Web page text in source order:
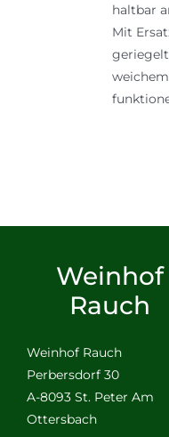
haltbar
Mit
Weinhof
Rauch
Weinhof Rauch
Perbersdorf 30
A-8093 St. Peter Am
Ottersbach